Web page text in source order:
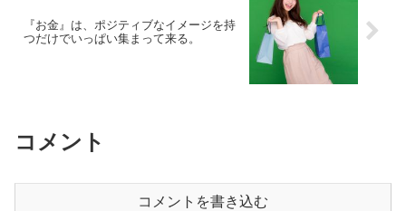
『お金』は、ポジティブなイメージを持
つだけでいっぱい集まって来る。
コメント
コメントを書き込む